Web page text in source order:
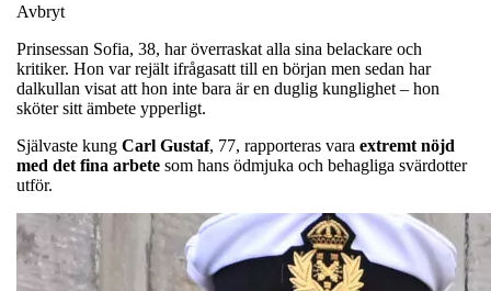
Avbryt
Prinsessan Sofia, 38, har överraskat alla sina belackare och
kritiker. Hon var rejält ifrågasatt till en början men sedan har
dalkullan visat att hon inte bara är en duglig kunglighet – hon
sköter sitt ämbete ypperligt.
Självaste kung Carl Gustaf, 77, rapporteras vara extremt nöjd
med det fina arbete som hans ödmjuka och behagliga svärdotter
utför.